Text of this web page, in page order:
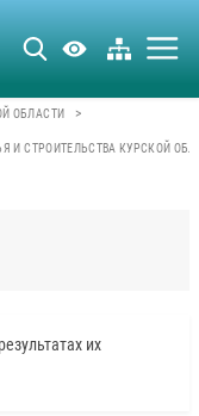
ОБЛАСТИ >
И СТРОИТЕЛЬСТВА КУРСКОЙ
их